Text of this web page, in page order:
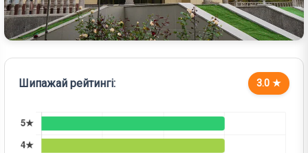
Шипажай рейтингі: 3.0 ★